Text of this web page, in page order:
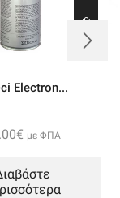
Electron...
€ με ΦΠΑ